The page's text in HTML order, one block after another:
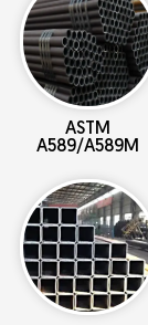
ASTM
A589/A589M